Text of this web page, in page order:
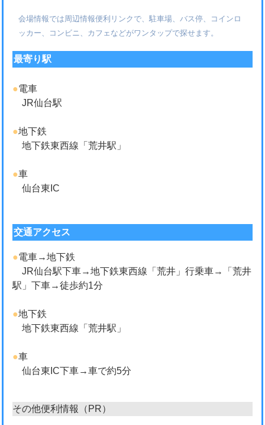
会場情報では周辺情報便利リンクで、駐車場、バス停、コインロ
ッカー、コンビニ、カフェなどがワンタップで探せます。
最寄り駅
●電車
JR仙台駅
●地下鉄
地下鉄東西線「荒井駅」
●車
仙台東IC
交通アクセス
●電車→地下鉄
JR仙台駅下車→地下鉄東西線「荒井」行乗車→「荒井
駅」下車→徒歩約1分
●地下鉄
地下鉄東西線「荒井駅」
●車
仙台東IC下車→車で約5分
その他便利情報（PR）